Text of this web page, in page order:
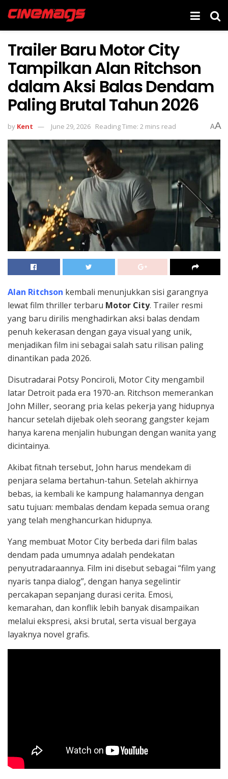
Trailer Baru Motor City
Tampilkan Alan Ritchson
dalam Aksi Balas Dendam
Paling Brutal Tahun 2026
by Kent June 29, 2026 Reading Time: 2 mins read AA
Alan Ritchson kembali menunjukkan sisi garangnya
lewat film thriller terbaru Motor City. Trailer resmi
yang baru dirilis menghadirkan aksi balas dendam
penuh kekerasan dengan gaya visual yang unik,
menjadikan film ini sebagai salah satu rilisan paling
dinantikan pada 2026.
Disutradarai Potsy Ponciroli, Motor City mengambil
latar Detroit pada era 1970-an. Ritchson memerankan
John Miller, seorang pria kelas pekerja yang hidupnya
hancur setelah dijebak oleh seorang gangster kejam
hanya karena menjalin hubungan dengan wanita yang
dicintainya.
Akibat fitnah tersebut, John harus mendekam di
penjara selama bertahun-tahun. Setelah akhirnya
bebas, ia kembali ke kampung halamannya dengan
satu tujuan: membalas dendam kepada semua orang
yang telah menghancurkan hidupnya.
Yang membuat Motor City berbeda dari film balas
dendam pada umumnya adalah pendekatan
penyutradaraannya. Film ini disebut sebagai “film yang
nyaris tanpa dialog”, dengan hanya segelintir
percakapan sepanjang durasi cerita. Emosi,
kemarahan, dan konflik lebih banyak disampaikan
melalui ekspresi, aksi brutal, serta visual bergaya
layaknya novel grafis.